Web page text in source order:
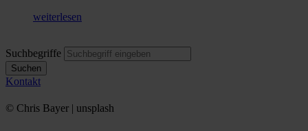
weiterlesen
Suchbegriffe
Suchen
Kontakt
© Chris Bayer | unsplash